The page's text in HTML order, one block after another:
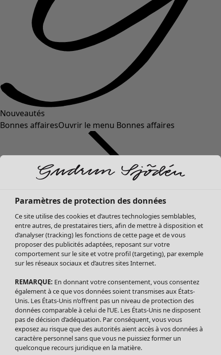
Nouveautés
Bonnes affairesOuvrir le menu Bonnes affaires
Soldes Vêtements
Tous les vêtements
Robes
Tuniques
Blouses
Tops
Gilets
Pantalon
Jupes
Paramètres de protection des données
Ce site utilise des cookies et d’autres technologies semblables,
entre autres, de prestataires tiers, afin de mettre à disposition et
d’analyser (tracking) les fonctions de cette page et de vous
proposer des publicités adaptées, reposant sur votre
comportement sur le site et votre profil (targeting), par exemple
sur les réseaux sociaux et d’autres sites Internet.
REMARQUE: En donnant votre consentement, vous consentez
également à ce que vos données soient transmises aux États-
Unis. Les États-Unis n’offrent pas un niveau de protection des
données comparable à celui de l’UE. Les États-Unis ne disposent
pas de décision d’adéquation. Par conséquent, vous vous
exposez au risque que des autorités aient accès à vos données à
caractère personnel sans que vous ne puissiez former un
quelconque recours juridique en la matière.